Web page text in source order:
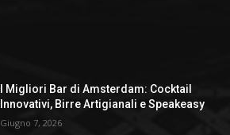
I Migliori Bar di Amsterdam: Cocktail
Innovativi, Birre Artigianali e Speakeasy
Giugno 7, 2026